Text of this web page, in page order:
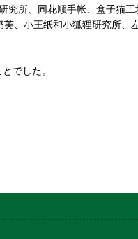
所、同花顺手帐、盒子猫工
、小王纸和小狐狸研究所、
でした。